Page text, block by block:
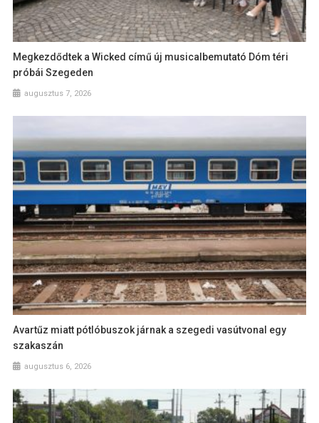
Megkezdődtek a Wicked című új musicalbemutató Dóm téri
próbái Szegeden
augusztus 7, 2026
Avartűz miatt pótlóbuszok járnak a szegedi vasútvonal egy
szakaszán
augusztus 6, 2026